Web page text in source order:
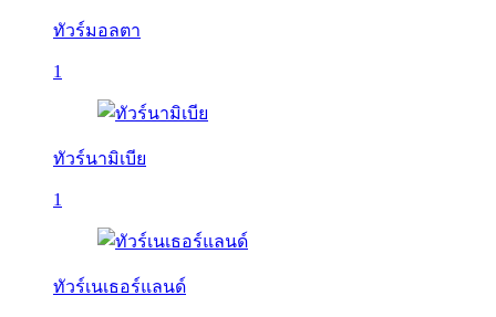
ทัวร์มอลตา
1
ทัวร์นามิเบีย
1
ทัวร์เนเธอร์แลนด์